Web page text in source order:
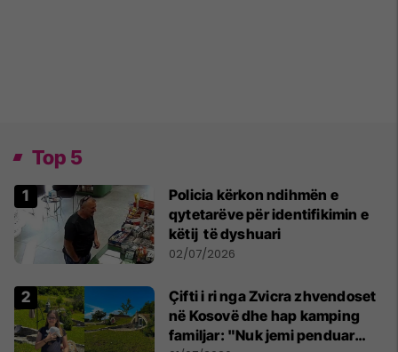
Top 5
Policia kërkon ndihmën e
qytetarëve për identifikimin e
këtij të dyshuari
02/07/2026
Çifti i ri nga Zvicra zhvendoset
në Kosovë dhe hap kamping
familjar: "Nuk jemi penduar